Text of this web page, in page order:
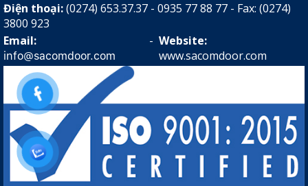
Điện thoại:(0274) 653.37.37 - 0935 77 88 77 - Fax: (0274)
3800 923
Email:
info@sacomdoor.com
- Website:
www.sacomdoor.com